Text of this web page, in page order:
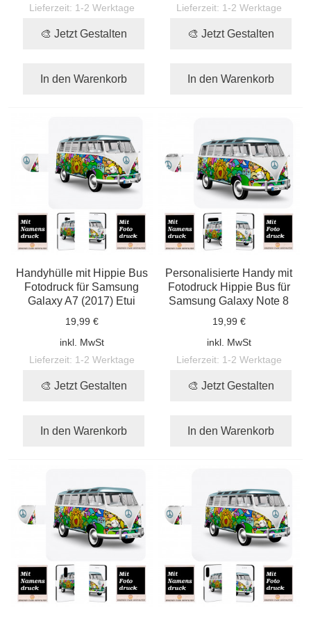
Lieferzeit: 1-2 Werktage
🎨 Jetzt Gestalten
In den Warenkorb
Lieferzeit: 1-2 Werktage
🎨 Jetzt Gestalten
In den Warenkorb
Handyhülle mit Hippie Bus
Fotodruck für Samsung
Galaxy A7 (2017) Etui
19,99 €
inkl. MwSt
Lieferzeit: 1-2 Werktage
🎨 Jetzt Gestalten
In den Warenkorb
Personalisierte Handy mit
Fotodruck Hippie Bus für
Samsung Galaxy Note 8
19,99 €
inkl. MwSt
Lieferzeit: 1-2 Werktage
🎨 Jetzt Gestalten
In den Warenkorb